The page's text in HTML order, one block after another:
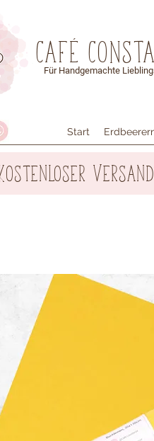
Café
Für Handgemachte
Start